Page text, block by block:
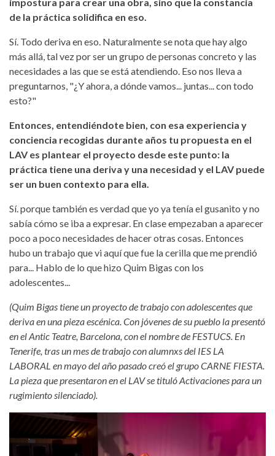
de la práctica solidifica en eso.
Sí. Todo deriva en eso. Naturalmente se nota que hay algo
más allá, tal vez por ser un grupo de personas concreto y las
necesidades a las que se está atendiendo. Eso nos lleva a
preguntarnos, "¿Y ahora, a dónde vamos... juntas... con todo
esto?"
Entonces, entendiéndote bien, con esa experiencia y
conciencia recogidas durante años tu propuesta en el
LAV es plantear el proyecto desde este punto: la
práctica tiene una deriva y una necesidad y el LAV puede
ser un buen contexto para ella.
Sí. porque también es verdad que yo ya tenía el gusanito y no
sabía cómo se iba a expresar. En clase empezaban a aparecer
poco a poco necesidades de hacer otras cosas. Entonces
hubo un trabajo que vi aquí que fue la cerilla que me prendió
para... Hablo de lo que hizo Quim Bigas con los
adolescentes...
(Quim Bigas tiene un proyecto de trabajo con adolescentes que
deriva en una pieza escénica. Con jóvenes de su pueblo la presentó
en el Antic Teatre, Barcelona, con el nombre de FESTUCS. En
Tenerife, tras un mes de trabajo con alumnxs del IES LA
LABORAL en mayo del año pasado creó el grupo CARNE FIESTA.
La pieza que presentaron en el LAV se tituló Activaciones para un
rugimiento silenciado).